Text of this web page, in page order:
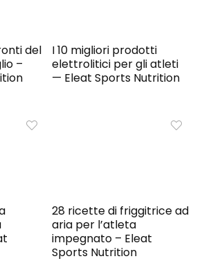
del
–
I 10 migliori prodotti
elettrolitici per gli atleti
— Eleat Sports Nutrition
28 ricette di friggitrice ad
aria per l’atleta
impegnato – Eleat
Sports Nutrition